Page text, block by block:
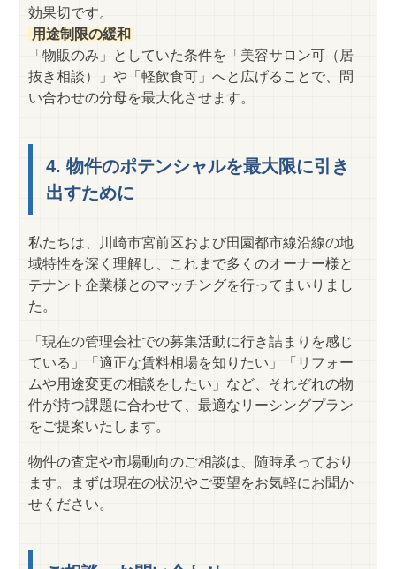
効果切です。
用途制限の緩和
「物販のみ」としていた条件を「美容サロン可（居
抜き相談）」や「軽飲食可」へと広げることで、問
い合わせの分母を最大化させます。
4. 物件のポテンシャルを最大限に引き
出すために
私たちは、川崎市宮前区および田園都市線沿線の地
域特性を深く理解し、これまで多くのオーナー様と
テナント企業様とのマッチングを行ってまいりまし
た。
「現在の管理会社での募集活動に行き詰まりを感じ
ている」「適正な賃料相場を知りたい」「リフォー
ムや用途変更の相談をしたい」など、それぞれの物
件が持つ課題に合わせて、最適なリーシングプラン
をご提案いたします。
物件の査定や市場動向のご相談は、随時承っており
ます。まずは現在の状況やご要望をお気軽にお聞か
せください。